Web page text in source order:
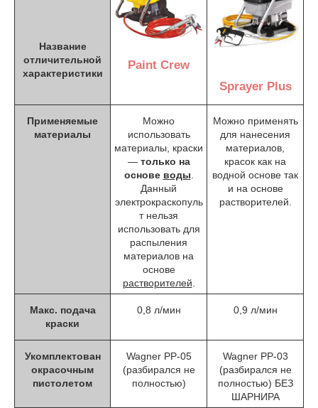
Название
отличительной
характеристики
Paint Crew
Sprayer Plus
Применяемые
материалы
Можно
использовать
материалы, краски
― только на
основе воды
Данный
электрокраскопуль
т нельзя
использовать для
распыления
материалов на
основе
растворителей
Можно применять
для нанесения
материалов,
красок как на
водной основе так
и на основе
растворителей.
Макс. подача
краски
0,8 л/мин 0,9 л/мин
Укомплектован
окрасочным
пистолетом
Wagner РР-05
(разбирался не
полностью)
Wagner РР-03
(разбирался не
полностью) БЕЗ
ШАРНИРА